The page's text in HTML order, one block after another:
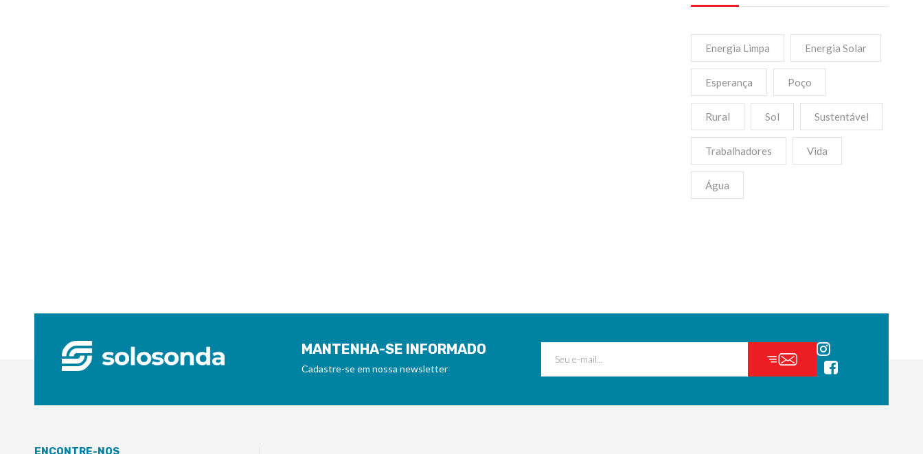
Energia Limpa Energia Solar
Esperança Poço
Rural Sol Sustentável
Trabalhadores Vida
Água
MANTENHA-SE INFORMADO
Cadastre-se em nossa newsletter
ENCONTRE-NOS